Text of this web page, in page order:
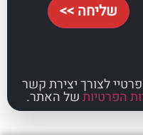
יצירת קשר
של האתר.
>>